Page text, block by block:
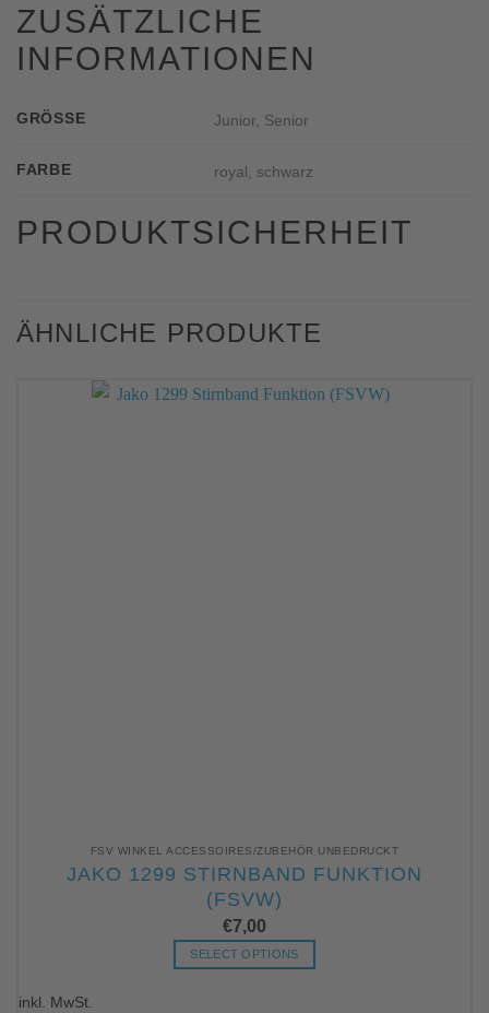
ZUSÄTZLICHE
INFORMATIONEN
GRÖSSE Junior, Senior
FARBE royal, schwarz
PRODUKTSICHERHEIT
ÄHNLICHE PRODUKTE
FSV WINKEL ACCESSOIRES/ZUBEHÖR UNBEDRUCKT
JAKO 1299 STIRNBAND FUNKTION
(FSVW)
€7,00
SELECT OPTIONS
inkl. MwSt.